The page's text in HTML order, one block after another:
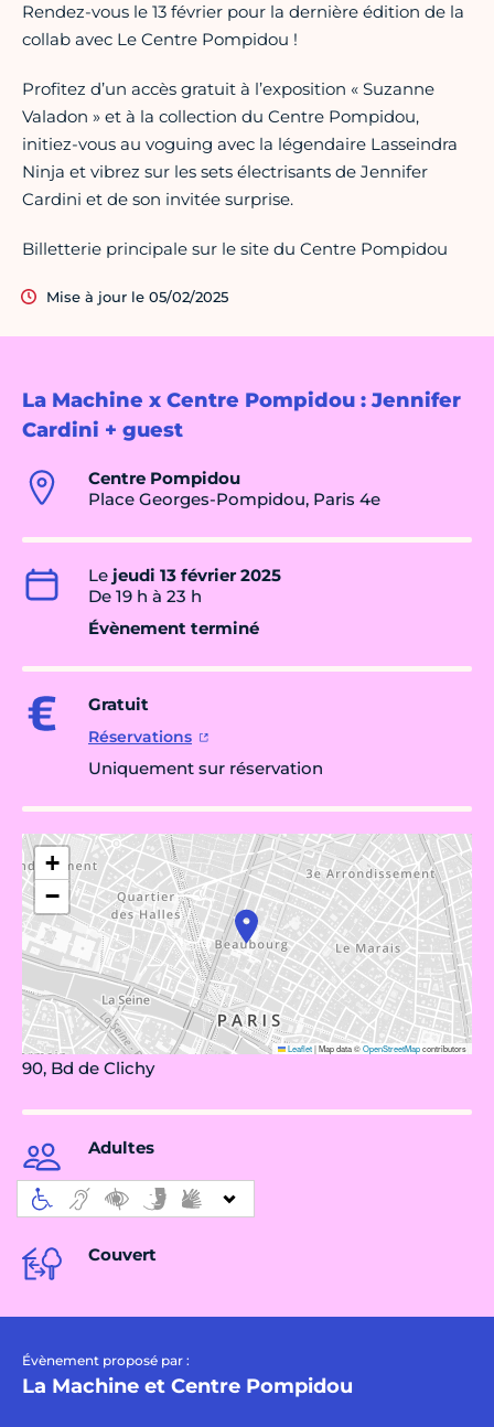
La Machine x Centre Pompidou : Jennifer
Cardini + guest
Centre Pompidou
Place Georges-Pompidou, Paris 4e
Le jeudi 13 février 2025
De 19 h à 23 h
Évènement terminé
Gratuit
Réservations
Uniquement sur réservation
+
−
Leaflet|Map data ©OpenStreetMapcontributors
90, Bd de Clichy
Adultes
Couvert
Évènement proposé par :
La Machine et Centre Pompidou
Rendez-vous le 13 février pour la dernière édition de la
collab avec Le Centre Pompidou !
Profitez d’un accès gratuit à l’exposition « Suzanne
Valadon » et à la collection du Centre Pompidou,
initiez-vous au voguing avec la légendaire Lasseindra
Ninja et vibrez sur les sets électrisants de Jennifer
Cardini et de son invitée surprise.
Billetterie principale sur le site du Centre Pompidou
Mise à jour le 05/02/2025